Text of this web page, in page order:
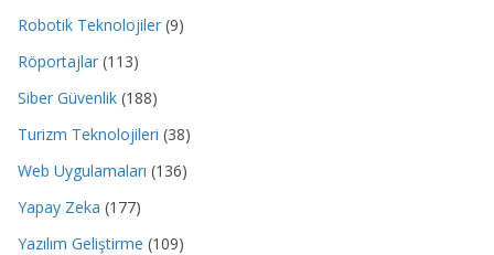
Robotik Teknolojiler (9)
Röportajlar (113)
Siber Güvenlik (188)
Turizm Teknolojileri (38)
Web Uygulamaları (136)
Yapay Zeka (177)
Yazılım Geliştirme (109)